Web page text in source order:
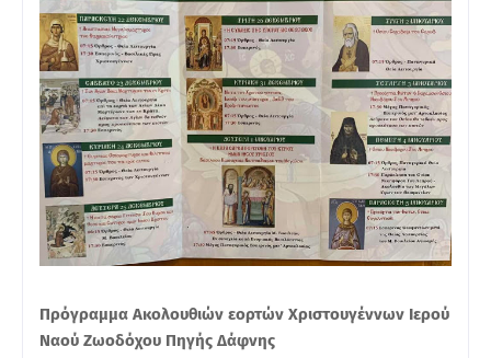
Πρόγραμμα Ακολουθιών εορτών Χριστουγέννων Ιερού
Ναού Ζωοδόχου Πηγής Δάφνης